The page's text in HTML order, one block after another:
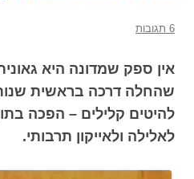
6 תגובות
אין ספק שמדונה היא
שהחלה דרכה בראשית
להיטים קלילים – הפכה
לאלילה ולאייקון תרבותי.